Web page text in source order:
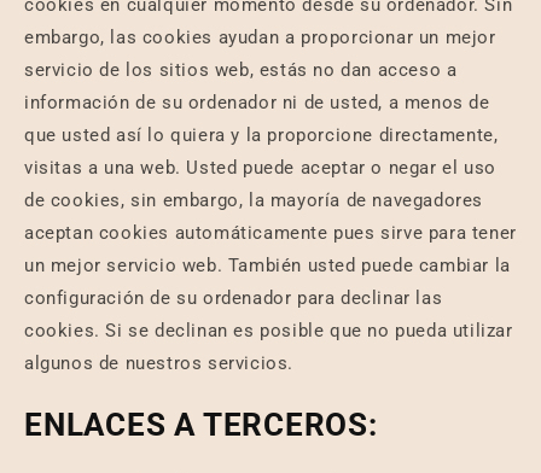
cookies en cualquier momento desde su ordenador. Sin
embargo, las cookies ayudan a proporcionar un mejor
servicio de los sitios web, estás no dan acceso a
información de su ordenador ni de usted, a menos de
que usted así lo quiera y la proporcione directamente,
visitas a una web. Usted puede aceptar o negar el uso
de cookies, sin embargo, la mayoría de navegadores
aceptan cookies automáticamente pues sirve para tener
un mejor servicio web. También usted puede cambiar la
configuración de su ordenador para declinar las
cookies. Si se declinan es posible que no pueda utilizar
algunos de nuestros servicios.
ENLACES A TERCEROS: